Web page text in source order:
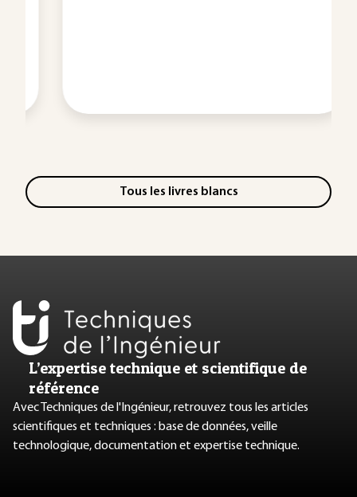
Tous les livres blancs
L’expertise technique et scientifique de
référence
Avec Techniques de l'Ingénieur, retrouvez tous les articles
scientifiques et techniques : base de données, veille
technologique, documentation et expertise technique.